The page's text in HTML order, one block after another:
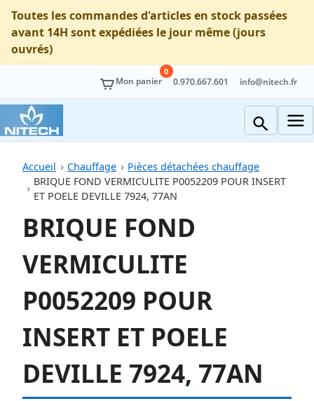
Toutes les commandes d'articles en stock passées
avant 14H sont expédiées le jour même (jours
ouvrés)
Mon panier
0
0.970.667.601 info@nitech.fr
Accueil Chauffage
Pièces détachées chauffage
BRIQUE FOND VERMICULITE P0052209 POUR INSERT
ET POELE DEVILLE 7924, 77AN
BRIQUE FOND
VERMICULITE
P0052209 POUR
INSERT ET POELE
DEVILLE 7924, 77AN